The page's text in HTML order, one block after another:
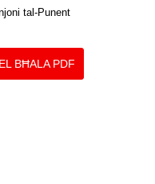
tal-Punent
BĦALA PDF